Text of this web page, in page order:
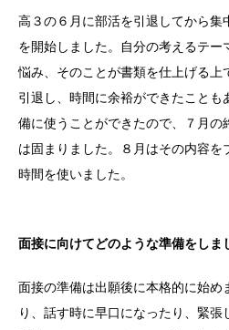
高３の６月に部活を引退してから集
を開始しました。自分の考えるテー
悩み、そのことが書類を仕上げる上
引退し、時間に余裕ができたこと
備に使うことができたので、７月の
は固まりました。８月はその内容を
時間を使いました。
面接に向けてどのような準備をしま
面接の準備は出願後に本格的に始め
り、話す時に早口になったり、緊